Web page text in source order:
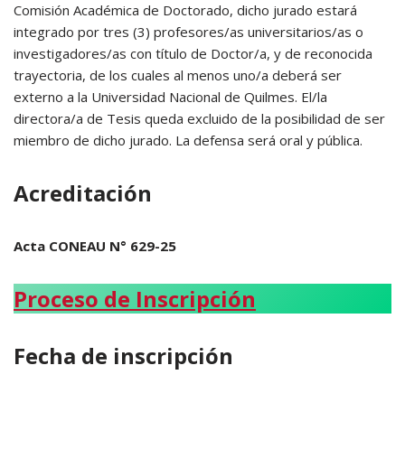
Comisión Académica de Doctorado, dicho jurado estará
integrado por tres (3) profesores/as universitarios/as o
investigadores/as con título de Doctor/a, y de reconocida
trayectoria, de los cuales al menos uno/a deberá ser
externo a la Universidad Nacional de Quilmes. El/la
directora/a de Tesis queda excluido de la posibilidad de ser
miembro de dicho jurado. La defensa será oral y pública.
Acreditación
Acta CONEAU N° 629-25
Proceso de Inscripción
Fecha de inscripción